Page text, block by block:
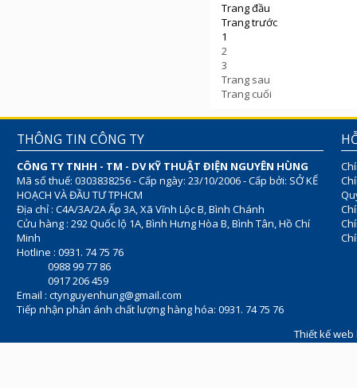
Trang đầu
Trang trước
1
2
3
Trang sau
Trang cuối
THÔNG TIN CÔNG TY
CÔNG TY TNHH - TM - DV KỸ THUẬT ĐIỆN NGUYÊN HÙNG
Mã số thuế: 0303838256 - Cấp ngày: 23/10/2006 - Cấp bởi: SỞ KẾ
HOẠCH VÀ ĐẦU TƯ TPHCM
Địa chỉ : C4A/3A/2A Ấp 3A, Xã Vĩnh Lộc B, Bình Chánh
Cửu hàng : 292 Quốc lộ 1A, Bình Hưng Hòa B, Bình Tân, Hồ Chí
Minh
Hotline : 0931. 74 75 76
0988 99 77 86
0917 206 459
Email : ctynguyenhung@gmail.com
Tiếp nhận phản ánh chất lượng hàng hóa: 0931. 74 75 76
Thiết kế web